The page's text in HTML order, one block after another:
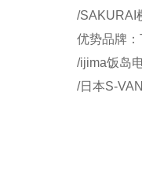
/SAKURAI
优势品牌
/ijima饭岛
/日本S-